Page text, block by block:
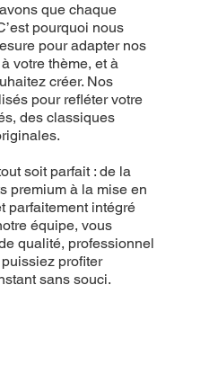
que chaque
pourquoi nous
pour adapter nos
votre thème, et à
créer. Nos
pour refléter votre
des classiques
soit parfait : de la
premium à la mise en
parfaitement intégré
équipe, vous
qualité, professionnel
profiter
sans souci.